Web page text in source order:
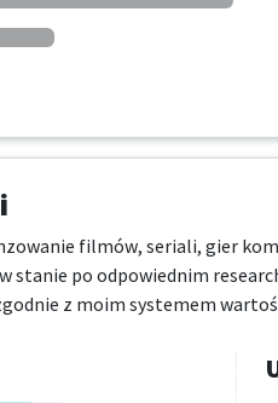
filmów, seriali, gier
stanie po odpowiednim
z moim systemem